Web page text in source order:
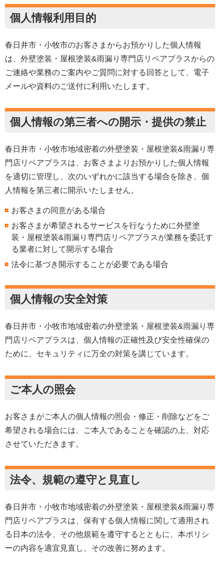
個人情報利用目的
春日井市・小牧市のお客さまからお預かりした個人情報
は、外壁塗装・屋根塗装&雨漏り専門店リペアプラスからの
ご連絡や業務のご案内やご質問に対する回答として、電子
メールや資料のご送付に利用いたします。
個人情報の第三者への開示・提供の禁止
春日井市・小牧市地域密着の外壁塗装・屋根塗装&雨漏り専
門店リペアプラスは、お客さまよりお預かりした個人情報
を適切に管理し、次のいずれかに該当する場合を除き、個
人情報を第三者に開示いたしません。
お客さまの同意がある場合
お客さまが希望されるサービスを行なうために外壁塗
装・屋根塗装&雨漏り専門店リペアプラスが業務を委託す
る業者に対して開示する場合
法令に基づき開示することが必要である場合
個人情報の安全対策
春日井市・小牧市地域密着の外壁塗装・屋根塗装&雨漏り専
門店リペアプラスは、個人情報の正確性及び安全性確保の
ために、セキュリティに万全の対策を講じています。
ご本人の照会
お客さまがご本人の個人情報の照会・修正・削除などをご
希望される場合には、ご本人であることを確認の上、対応
させていただきます。
法令、規範の遵守と見直し
春日井市・小牧市地域密着の外壁塗装・屋根塗装&雨漏り専
門店リペアプラスは、保有する個人情報に関して適用され
る日本の法令、その他規範を遵守するとともに、本ポリシ
ーの内容を適宜見直し、その改善に努めます。